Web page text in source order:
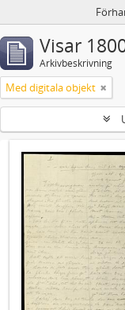
Visar
Arkivbeskrivning
Med digitala objekt